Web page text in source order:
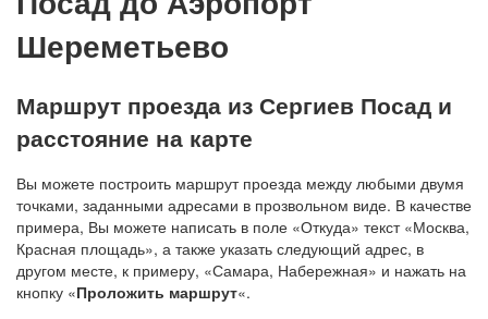
Шереметьево
Маршрут проезда из Сергиев Посад и
расстояние на карте
Вы можете построить маршрут проезда между любыми двумя
точками, заданными адресами в прозвольном виде. В качестве
примера, Вы можете написать в поле «Откуда» текст «Москва,
Красная площадь», а также указать следующий адрес, в
другом месте, к примеру, «Самара, Набережная» и нажать на
кнопку «Проложить маршрут«.